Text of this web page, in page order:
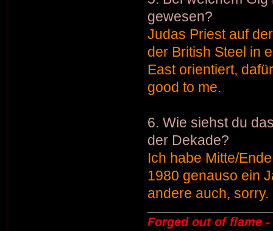
gewesen?
Judas Priest auf
der British Steel in
East orientiert,
good to me.
6. Wie siehst du
der Dekade?
Ich habe Mitte/
1980 genauso ein
andere auch, sorry.
Forged out of flame